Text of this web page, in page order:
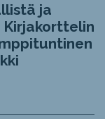
ja
Kirjakorttelin